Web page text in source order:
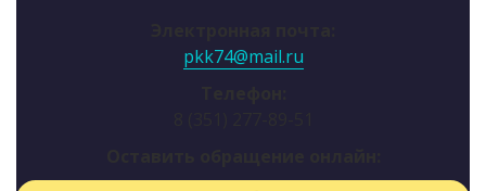
pkk74@mail.ru